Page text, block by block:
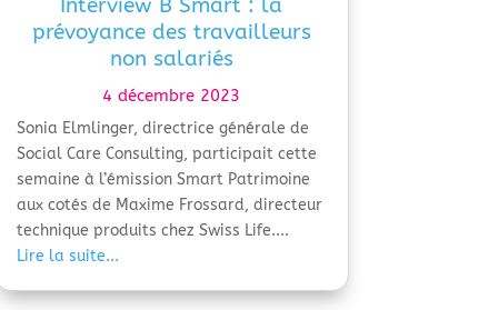
Interview B Smart : la
prévoyance des travailleurs
non salariés
4 décembre 2023
Sonia Elmlinger, directrice générale de
Social Care Consulting, participait cette
semaine à l’émission Smart Patrimoine
aux cotés de Maxime Frossard, directeur
technique produits chez Swiss Life....
Lire la suite...